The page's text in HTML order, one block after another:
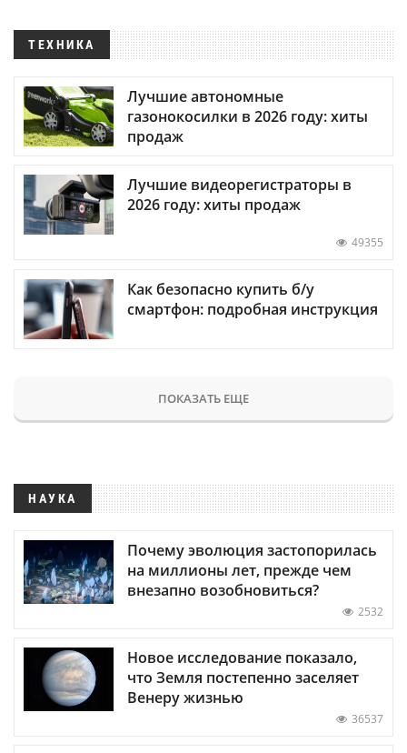
ТЕХНИКА
Лучшие автономные
газонокосилки в 2026 году: хиты
продаж
Лучшие видеорегистраторы в
2026 году: хиты продаж
49355
Как безопасно купить б/у
смартфон: подробная инструкция
ПОКАЗАТЬ ЕЩЕ
НАУКА
Почему эволюция застопорилась
на миллионы лет, прежде чем
внезапно возобновиться?
2532
Новое исследование показало,
что Земля постепенно заселяет
Венеру жизнью
36537